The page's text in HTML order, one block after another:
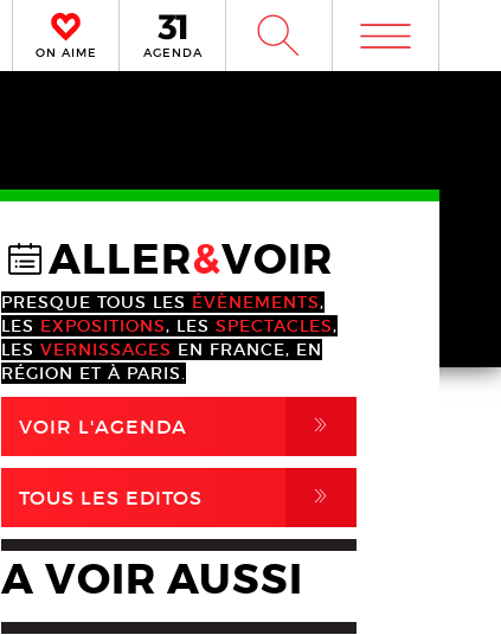
ON AIME AGENDA W m
@ALLER&VOIR
PRESQUE TOUS LES ÉVÈNEMENTS,
LES EXPOSITIONS, LES SPECTACLES,
LES VERNISSAGES EN FRANCE, EN
RÉGION ET À PARIS.
VOIR L'AGENDA ,
TOUS LES EDITOS ,
A VOIR AUSSI